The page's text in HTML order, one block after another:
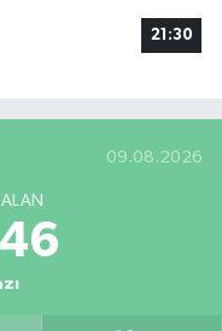
21:30
09.08.2026